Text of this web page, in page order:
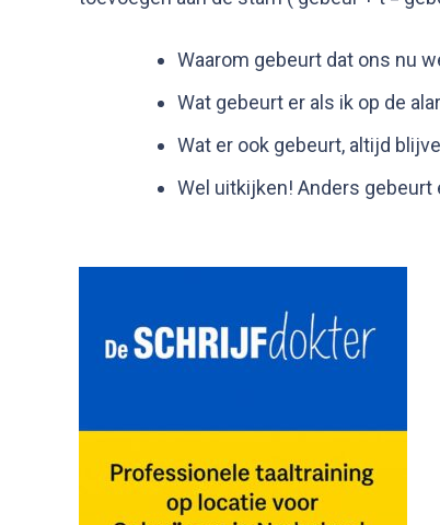
Waarom gebeurt dat ons nu
Wat gebeurt er als ik op de
Wat er ook gebeurt, altijd
Wel uitkijken! Anders gebeurt